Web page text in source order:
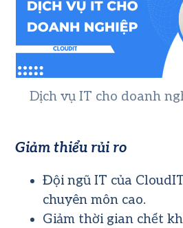
Dịch vụ IT cho doanh
Giảm thiểu rủi ro
Đội ngũ IT của
chuyên môn cao.
Giảm thời gian chết